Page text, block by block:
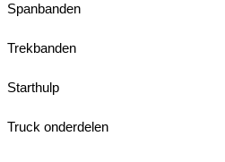
Spanbanden
Trekbanden
Starthulp
Truck onderdelen